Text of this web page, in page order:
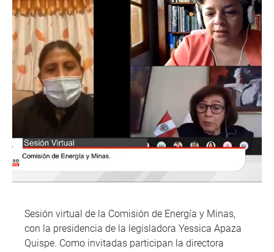
Sesión virtual de la Comisión de Energía y Minas,
con la presidencia de la legisladora Yessica Apaza
Quispe. Como invitadas participan la directora